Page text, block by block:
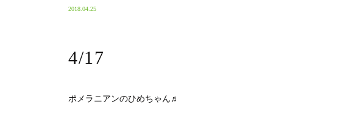
2018.04.25
4/17
ポメラニアンのひめちゃん♬